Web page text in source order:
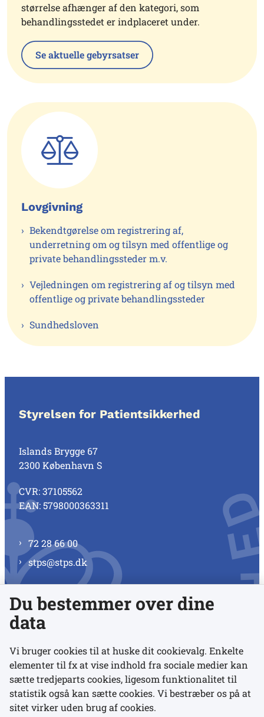
størrelse afhænger af den kategori, som
behandlingsstedet er indplaceret under.
Se aktuelle gebyrsatser
Lovgivning
Bekendtgørelse om registrering af,
underretning om og tilsyn med offentlige og
private behandlingssteder m.v.
Vejledningen om registrering af og tilsyn med
offentlige og private behandlingssteder
Sundhedsloven
Styrelsen for Patientsikkerhed
Islands Brygge 67
2300 København S
CVR: 37105562
EAN: 5798000363311
72 28 66 00
stps@stps.dk
Se alle kontaktnumre
Links
Udgivelser
Du bestemmer over dine
data
Vi bruger cookies til at huske dit cookievalg. Enkelte
elementer til fx at vise indhold fra sociale medier kan
sætte tredjeparts cookies, ligesom funktionalitet til
statistik også kan sætte cookies. Vi bestræber os på at
sitet virker uden brug af cookies.